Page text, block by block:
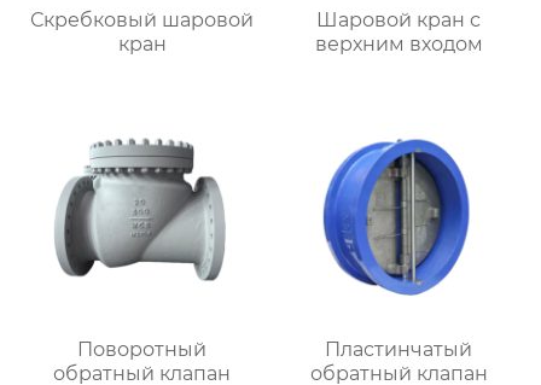
Скребковый шаровой
кран
Шаровой кран с
верхним входом
Поворотный
обратный клапан
Пластинчатый
обратный клапан